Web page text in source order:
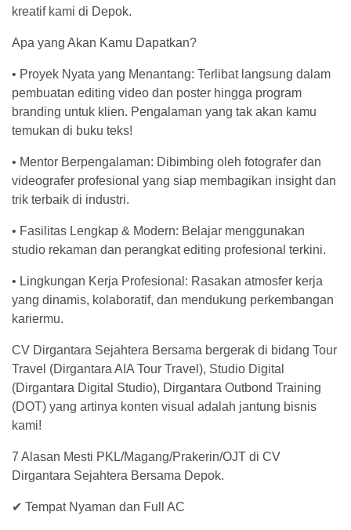
kreatif kami di Depok.
Apa yang Akan Kamu Dapatkan?
• Proyek Nyata yang Menantang: Terlibat langsung dalam
pembuatan editing video dan poster hingga program
branding untuk klien. Pengalaman yang tak akan kamu
temukan di buku teks!
• Mentor Berpengalaman: Dibimbing oleh fotografer dan
videografer profesional yang siap membagikan insight dan
trik terbaik di industri.
• Fasilitas Lengkap & Modern: Belajar menggunakan
studio rekaman dan perangkat editing profesional terkini.
• Lingkungan Kerja Profesional: Rasakan atmosfer kerja
yang dinamis, kolaboratif, dan mendukung perkembangan
kariermu.
CV Dirgantara Sejahtera Bersama bergerak di bidang Tour
Travel (Dirgantara AIA Tour Travel), Studio Digital
(Dirgantara Digital Studio), Dirgantara Outbond Training
(DOT) yang artinya konten visual adalah jantung bisnis
kami!
7 Alasan Mesti PKL/Magang/Prakerin/OJT di CV
Dirgantara Sejahtera Bersama Depok.
✔ Tempat Nyaman dan Full AC